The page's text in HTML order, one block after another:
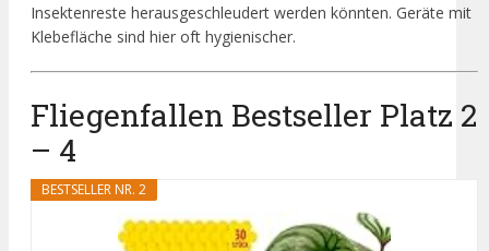
Insektenreste herausgeschleudert werden könnten. Geräte mit
Klebefläche sind hier oft hygienischer.
Fliegenfallen Bestseller Platz 2
– 4
BESTSELLER NR. 2